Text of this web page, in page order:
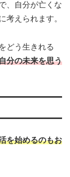
、自分が亡くな
考えられます。
どう生きれる
分の未来を思う
を始めるのもお